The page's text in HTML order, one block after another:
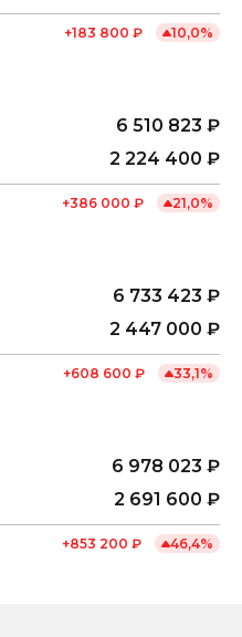
+183 800 ₽ 10,0%
6 510 823 ₽
2 224 400 ₽
+386 000 ₽ 21,0%
6 733 423 ₽
2 447 000 ₽
+608 600 ₽ 33,1%
6 978 023 ₽
2 691 600 ₽
+853 200 ₽ 46,4%